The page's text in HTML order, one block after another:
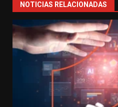
NOTICIAS RELACIONADAS